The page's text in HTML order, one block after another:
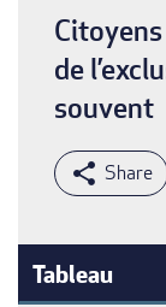
de
souvent
Tableau